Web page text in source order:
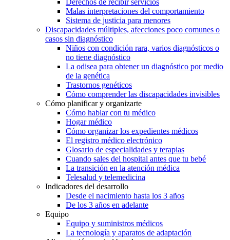
Malas interpretaciones del comportamiento
Sistema de justicia para menores
Discapacidades múltiples, afecciones poco comunes o
casos sin diagnóstico
Niños con condición rara, varios diagnósticos o
no tiene diagnóstico
La odisea para obtener un diagnóstico por medio
de la genética
Trastornos genéticos
Cómo comprender las discapacidades invisibles
Cómo planificar y organizarte
Cómo hablar con tu médico
Hogar médico
Cómo organizar los expedientes médicos
El registro médico electrónico
Glosario de especialidades y terapias
Cuando sales del hospital antes que tu bebé
La transición en la atención médica
Telesalud y telemedicina
Indicadores del desarrollo
Desde el nacimiento hasta los 3 años
De los 3 años en adelante
Equipo
Equipo y suministros médicos
La tecnología y aparatos de adaptación